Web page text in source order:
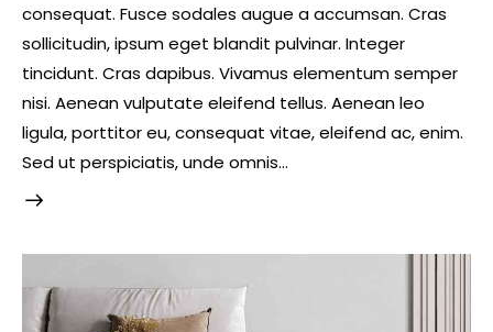
consequat. Fusce sodales augue a accumsan. Cras
sollicitudin, ipsum eget blandit pulvinar. Integer
tincidunt. Cras dapibus. Vivamus elementum semper
nisi. Aenean vulputate eleifend tellus. Aenean leo
ligula, porttitor eu, consequat vitae, eleifend ac, enim.
Sed ut perspiciatis, unde omnis…